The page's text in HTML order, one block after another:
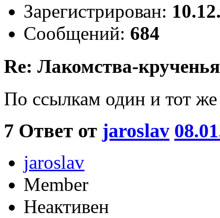
Зарегистрирован:
Сообщений: 684
Re: Лакомства-крученья
По ссылкам один и тот
7 Ответ от jaroslav
jaroslav
Member
Неактивен